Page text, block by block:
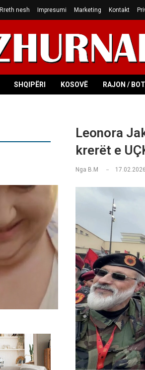
Rreth nesh Impresumi Marketing Kontakt
SHQIPËRI KOSOVË RAJON /
Leonora
krerët e
Nga B.M